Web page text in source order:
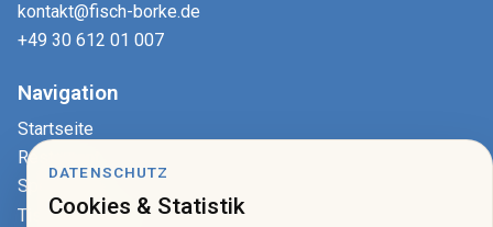
kontakt@fisch-borke.de
+49 30 612 01 007
Navigation
Startseite
Restaurant
Speisekarte
Tisch reservieren
DATENSCHUTZ
Cookies & Statistik